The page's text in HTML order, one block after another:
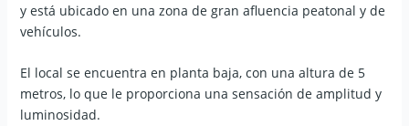
y está ubicado en una zona de gran afluencia peatonal y de
vehículos.
El local se encuentra en planta baja, con una altura de 5
metros, lo que le proporciona una sensación de amplitud y
luminosidad.